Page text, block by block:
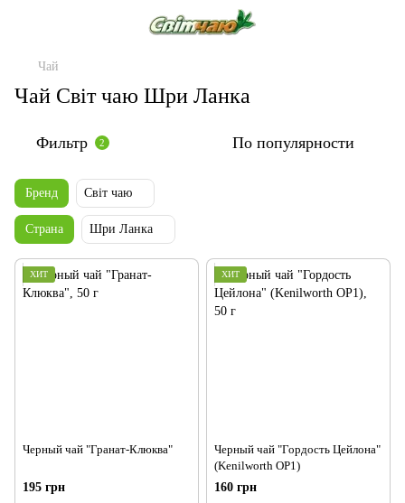
Чай
Чай Світ чаю Шри Ланка
Фильтр 2 По популярности
Бренд Світ чаю
Страна Шри Ланка
ХИТ
Черный чай "Гранат-Клюква"
195 грн
ХИТ
Черный чай "Гордость Цейлона"
(Kenilworth OP1)
160 грн